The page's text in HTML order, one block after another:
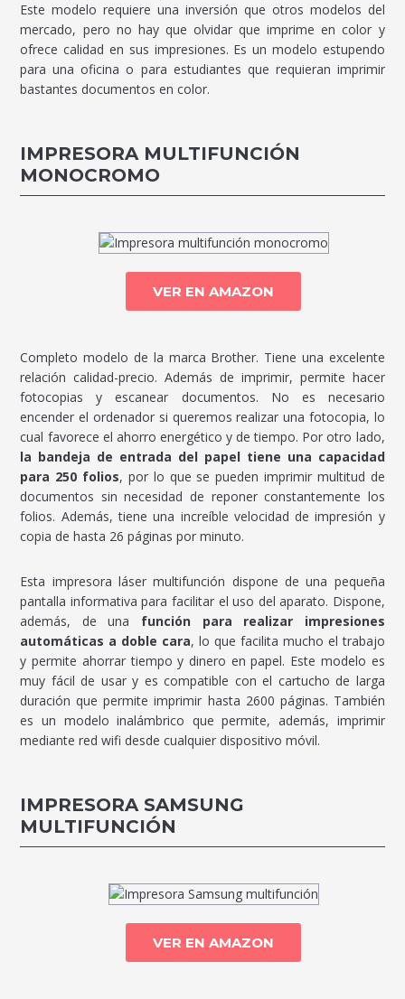
Este modelo requiere una inversión que otros modelos del
mercado, pero no hay que olvidar que imprime en color y
ofrece calidad en sus impresiones. Es un modelo estupendo
para una oficina o para estudiantes que requieran imprimir
bastantes documentos en color.
IMPRESORA MULTIFUNCIÓN
MONOCROMO
VER EN AMAZON
Completo modelo de la marca Brother. Tiene una excelente
relación calidad-precio. Además de imprimir, permite hacer
fotocopias y escanear documentos. No es necesario
encender el ordenador si queremos realizar una fotocopia, lo
cual favorece el ahorro energético y de tiempo. Por otro lado,
la bandeja de entrada del papel tiene una capacidad
para 250 folios, por lo que se pueden imprimir multitud de
documentos sin necesidad de reponer constantemente los
folios. Además, tiene una increíble velocidad de impresión y
copia de hasta 26 páginas por minuto.
Esta impresora láser multifunción dispone de una pequeña
pantalla informativa para facilitar el uso del aparato. Dispone,
además, de una función para realizar impresiones
automáticas a doble cara, lo que facilita mucho el trabajo
y permite ahorrar tiempo y dinero en papel. Este modelo es
muy fácil de usar y es compatible con el cartucho de larga
duración que permite imprimir hasta 2600 páginas. También
es un modelo inalámbrico que permite, además, imprimir
mediante red wifi desde cualquier dispositivo móvil.
IMPRESORA SAMSUNG
MULTIFUNCIÓN
VER EN AMAZON